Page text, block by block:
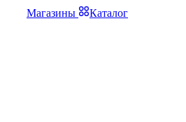
Магазины Каталог